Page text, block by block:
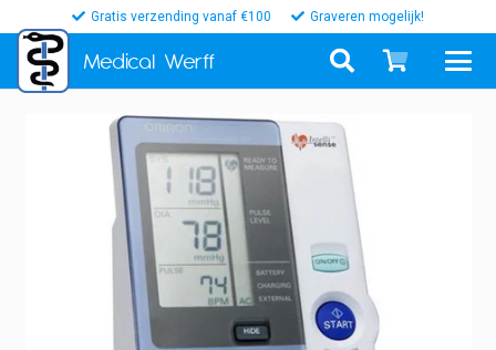
Gratis verzending vanaf €100 Graveren mogelijk!
Medical Werff